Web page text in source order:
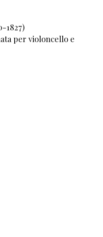
1827)
per violoncello e